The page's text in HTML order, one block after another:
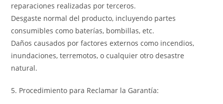
reparaciones realizadas por terceros.
Desgaste normal del producto, incluyendo partes
consumibles como baterías, bombillas, etc.
Daños causados por factores externos como incendios,
inundaciones, terremotos, o cualquier otro desastre
natural.
5. Procedimiento para Reclamar la Garantía: